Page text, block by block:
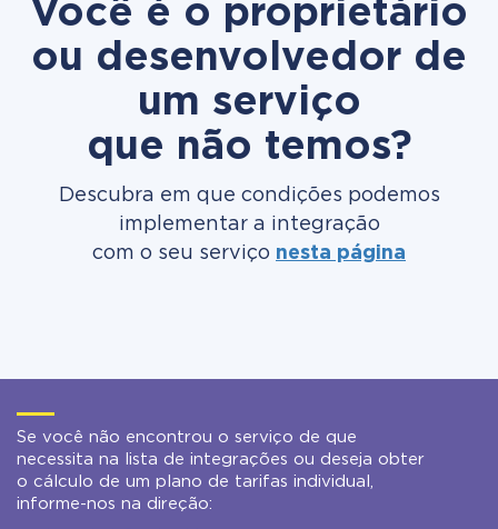
Você é o proprietário
ou desenvolvedor de
um serviço
que não temos?
Descubra em que condições podemos
implementar a integração
com o seu serviço nesta página
Se você não encontrou o serviço de que
necessita na lista de integrações ou deseja obter
o cálculo de um plano de tarifas individual,
informe-nos na direção: